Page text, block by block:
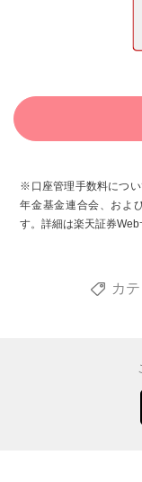
※口座管理手数料につ
年金基金連合会、およ
す。詳細は楽天証券Web
カ